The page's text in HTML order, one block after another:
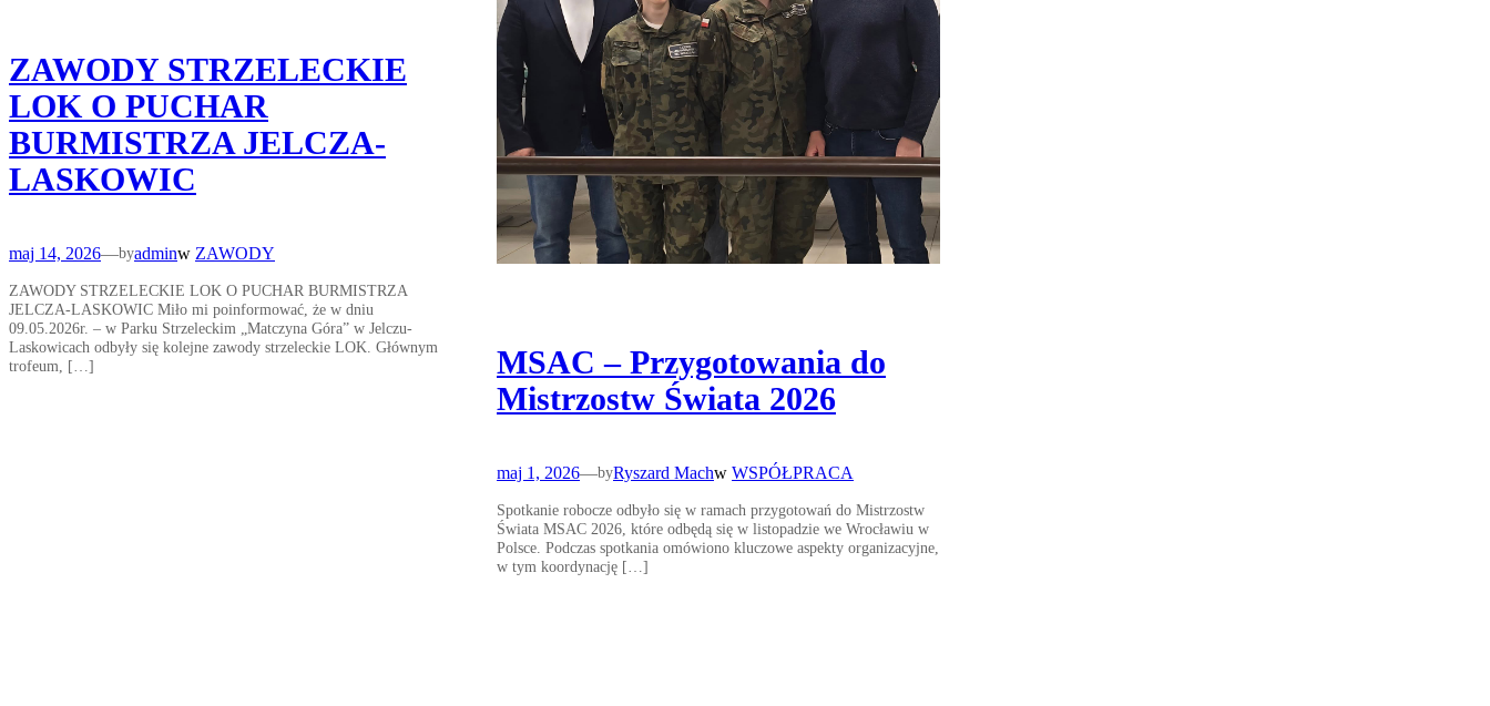
ZAWODY STRZELECKIE
LOK O PUCHAR
BURMISTRZA JELCZA-
LASKOWIC
maj 14, 2026—byadminw ZAWODY
ZAWODY STRZELECKIE LOK O PUCHAR BURMISTRZA
JELCZA-LASKOWIC Miło mi poinformować, że w dniu
09.05.2026r. – w Parku Strzeleckim „Matczyna Góra” w Jelczu-
Laskowicach odbyły się kolejne zawody strzeleckie LOK. Głównym
trofeum, […]
MSAC – Przygotowania do
Mistrzostw Świata 2026
maj 1, 2026—byRyszard Machw WSPÓŁPRACA
Spotkanie robocze odbyło się w ramach przygotowań do Mistrzostw
Świata MSAC 2026, które odbędą się w listopadzie we Wrocławiu w
Polsce. Podczas spotkania omówiono kluczowe aspekty organizacyjne,
w tym koordynację […]